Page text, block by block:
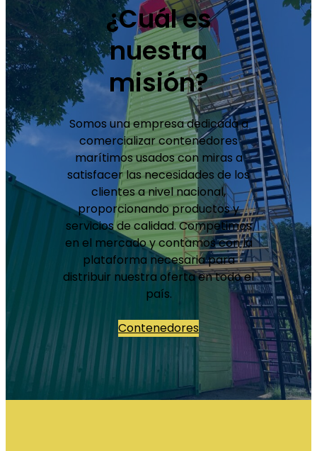
¿Cuál es
nuestra
misión?
Somos una empresa dedicada a
comercializar contenedores
marítimos usados con miras a
satisfacer las necesidades de los
clientes a nivel nacional,
proporcionando productos y
servicios de calidad. Competimos
en el mercado y contamos con la
plataforma necesaria para
distribuir nuestra oferta en todo el
país.
Contenedores